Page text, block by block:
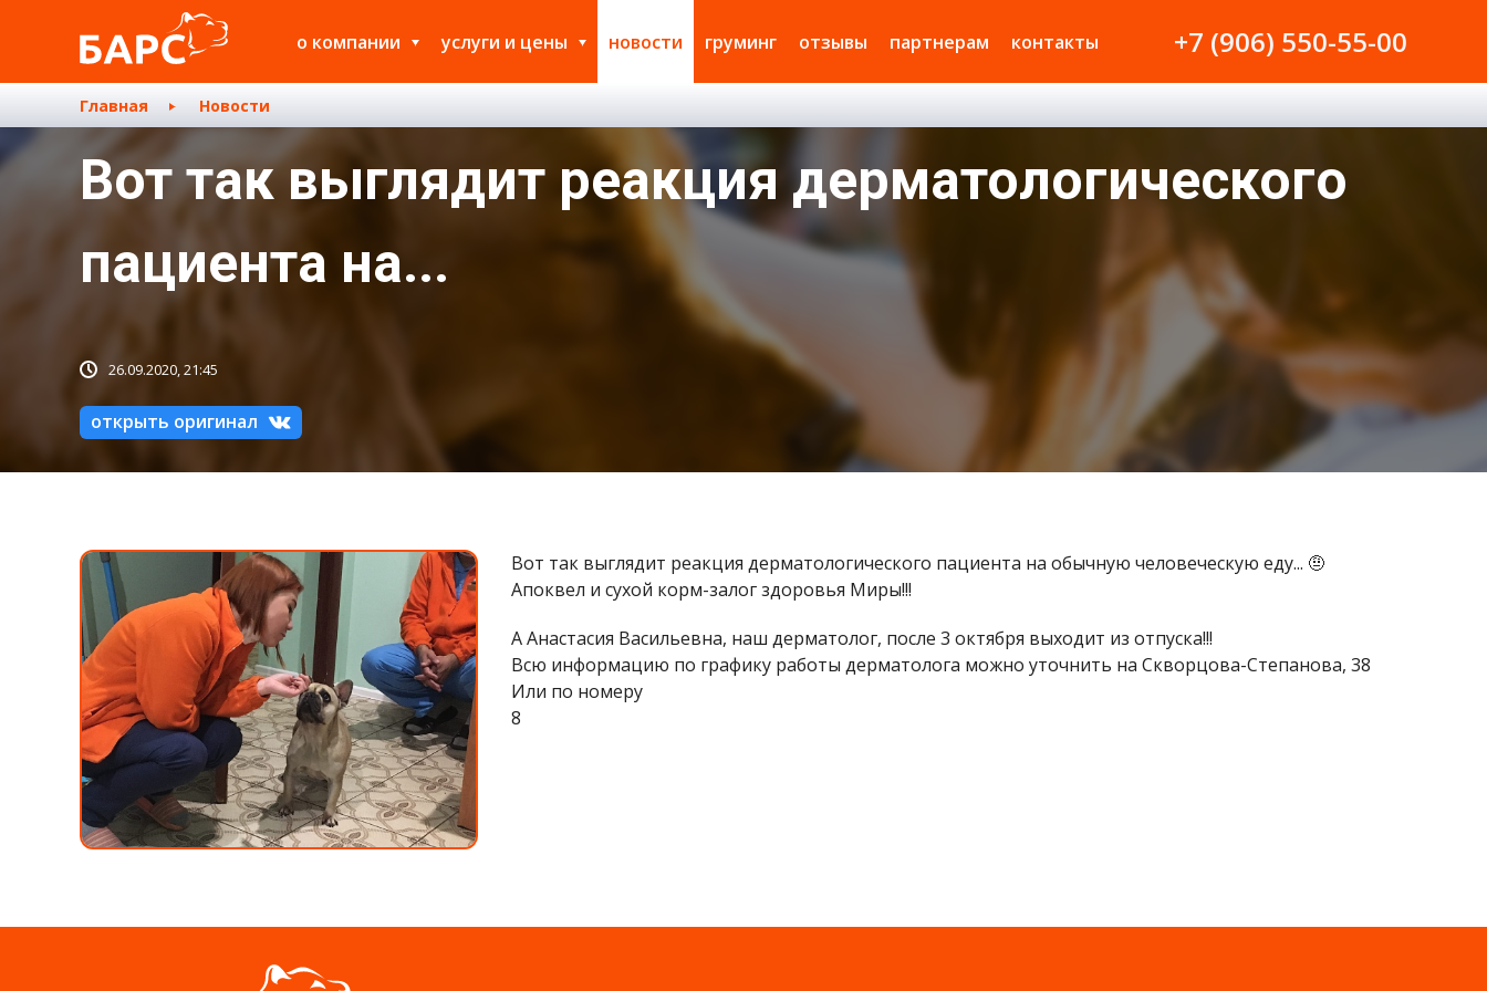
о компании услуги и цены новости груминг отзывы партнерам контакты +7 (906) 550-55-00
Главная Новости
Вот так выглядит реакция дерматологического
пациента на...
26.09.2020, 21:45
открыть оригинал
Вот так выглядит реакция дерматологического пациента на обычную человеческую еду... 🤨
Апоквел и сухой корм-залог здоровья Миры!!!
А Анастасия Васильевна, наш дерматолог, после 3 октября выходит из отпуска!!!
Всю информацию по графику работы дерматолога можно уточнить на Скворцова-Степанова, 38
Или по номеру
8